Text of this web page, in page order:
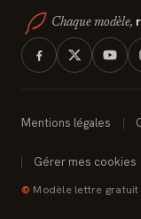
Chaque modèle,
Mentions légales
Gérer mes cookies
© Modèle lettre gratuit